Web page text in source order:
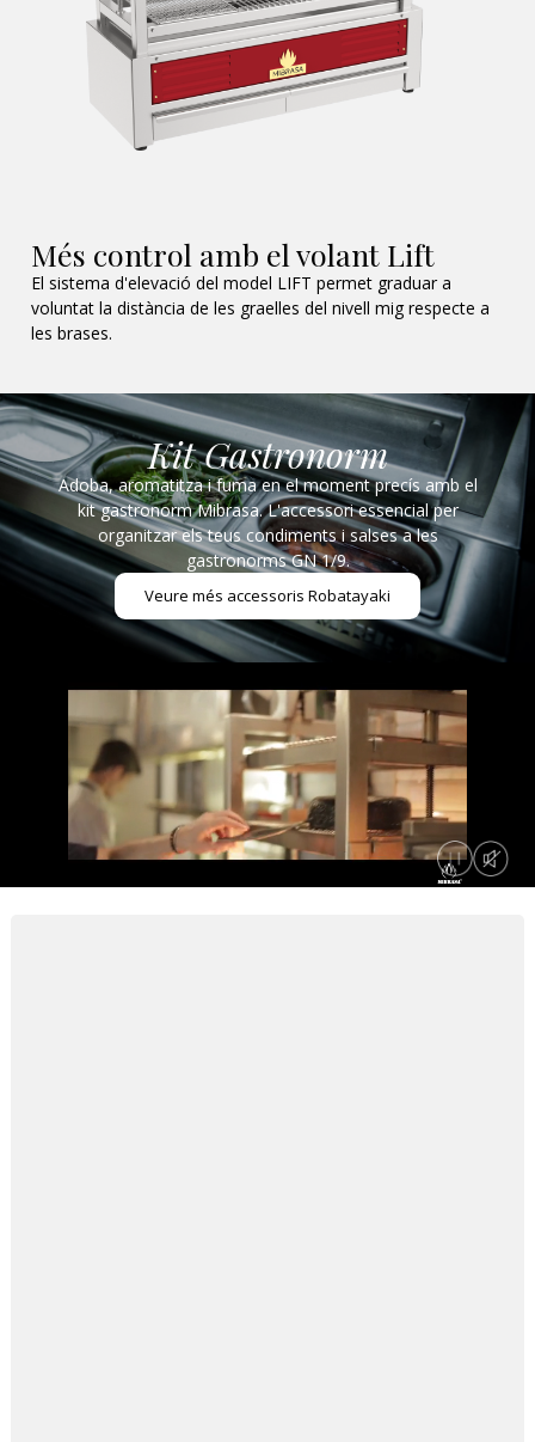
Més control amb el volant Lift
El sistema d'elevació del model LIFT permet graduar a
voluntat la distància de les graelles del nivell mig respecte a
les brases.
Kit Gastronorm
Adoba, aromatitza i fuma en el moment precís amb el
kit gastronorm Mibrasa. L'accessori essencial per
organitzar els teus condiments i salses a les
gastronorms GN 1/9.
​​​​​​​Veure més accessoris Robatayaki